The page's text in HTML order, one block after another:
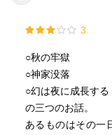
3
○秋の牢獄
○神家没落
○幻は夜に成長する
の三つのお話。
あるものはその一